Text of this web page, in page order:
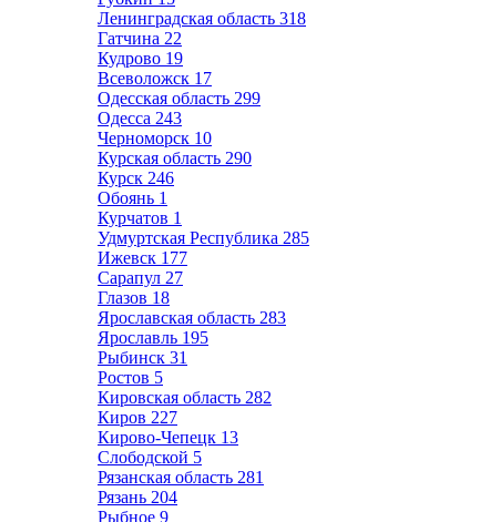
Ленинградская область 318
Гатчина 22
Кудрово 19
Всеволожск 17
Одесская область 299
Одесса 243
Черноморск 10
Курская область 290
Курск 246
Обоянь 1
Курчатов 1
Удмуртская Республика 285
Ижевск 177
Сарапул 27
Глазов 18
Ярославская область 283
Ярославль 195
Рыбинск 31
Ростов 5
Кировская область 282
Киров 227
Кирово-Чепецк 13
Слободской 5
Рязанская область 281
Рязань 204
Рыбное 9